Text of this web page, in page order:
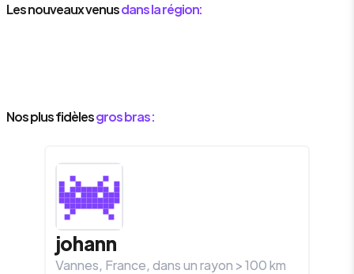
Les nouveaux venusdans la région:
Nos plus fidèlesgros bras :
johann
Vannes, France, dans un rayon >100km